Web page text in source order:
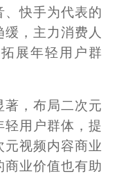
、快手为代表的
，主力消费人
展年轻用户群
著，布局二次元
轻用户群体，提
元视频内容商业
商业价值也有助